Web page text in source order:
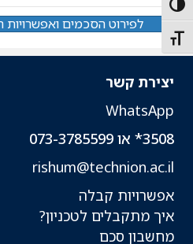
Toggle High Contrast
Toggle Font size
לפירוט הסכמים
יצירת קשר
WhatsApp
3508* או 073-3785599
rishum@technion.ac.il
אפשרויות קבלה
איך מתקבלים לטכניון?
מחשבון סכם